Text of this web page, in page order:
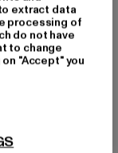
umgeht, findest Du
kostenfei
extract data
processing of
do not have
to change
"Accept" you